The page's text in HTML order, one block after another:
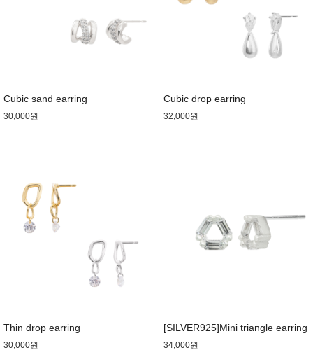
Cubic sand earring
30,000원
Cubic drop earring
32,000원
Thin drop earring
30,000원
[SILVER925]Mini triangle earring
34,000원